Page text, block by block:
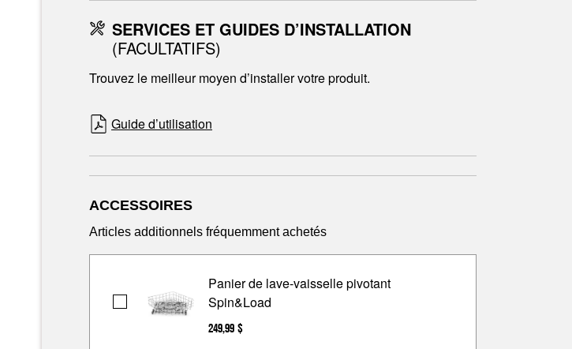
SERVICES ET GUIDES D’INSTALLATION
(FACULTATIFS)
Trouvez le meilleur moyen d’installer votre produit.
Guide d’utilisation
ACCESSOIRES
Articles additionnels fréquemment achetés
Panier
Panier de lave-vaisselle pivotant
Spin&Load
249,99 $